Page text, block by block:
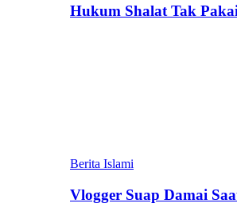
Hukum Shalat Tak
Berita Islami
Vlogger Suap Damai